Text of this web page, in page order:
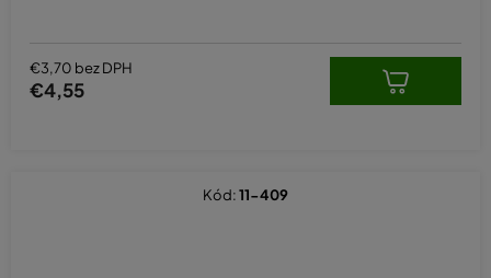
€3,70 bez DPH
€4,55
Kód:11-409